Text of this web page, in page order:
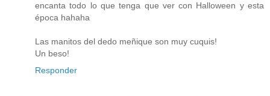
encanta todo lo que tenga que ver con Halloween y esta
época hahaha
Las manitos del dedo meñique son muy cuquis!
Un beso!
Responder